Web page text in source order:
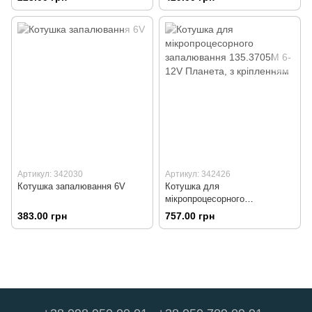
Артикул: 342030
Котушка запалювання 6V
383.00 грн
Артикул: 342426
Котушка для
мікропроцесорного
запалювання 135.3705М 6-12V
Планета, з кріпленням
757.00 грн